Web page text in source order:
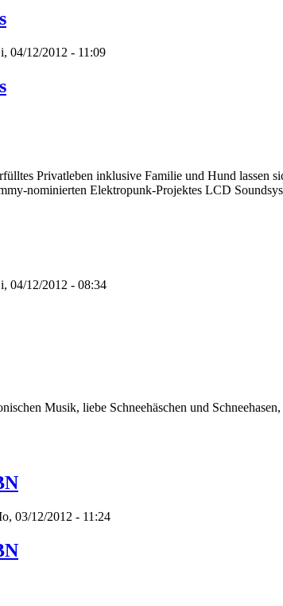
04/12/2012 - 11:09
Privatleben inklusive Familie und Hund lassen
nominierten Elektropunk-Projektes LCD
04/12/2012 - 08:34
Musik, liebe Schneehäschen und
03/12/2012 - 11:24